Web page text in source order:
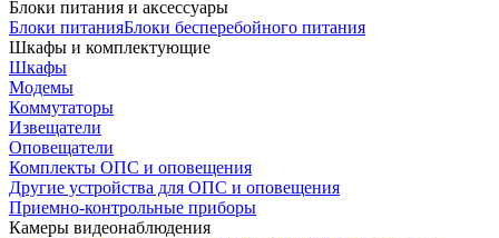
Блоки питания и аксессуары
Блоки питанияБлоки бесперебойного питания
Шкафы и комплектующие
Шкафы
Модемы
Коммутаторы
Извещатели
Оповещатели
Комплекты ОПС и оповещения
Другие устройства для ОПС и оповещения
Приемно-контрольные приборы
Камеры видеонаблюдения